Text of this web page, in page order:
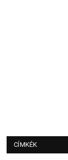
CÍMKÉK